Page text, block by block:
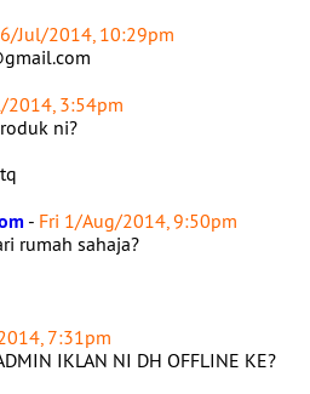
Jul/2014, 10:29pm
2014, 3:54pm
ni?
- Fri 1/Aug/2014, 9:50pm
rumah sahaja?
7:31pm
IKLAN NI DH OFFLINE KE?